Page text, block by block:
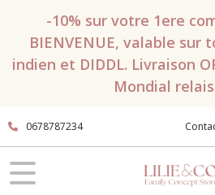
-10% sur votre 1ere
BIENVENUE, valable sur
indien et DIDDL. Livraison
Mondial
0678787234
FILTRES
produits
Accessoires
CASQUETTES
et